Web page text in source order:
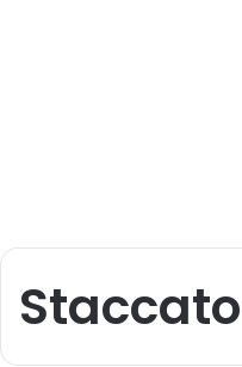
Staccato